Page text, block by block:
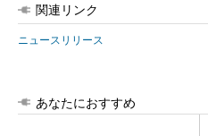
関連リンク
ニュースリリース
あなたにおすすめ